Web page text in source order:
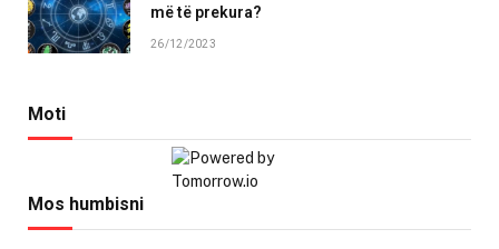
më të prekura?
26/12/2023
Moti
Mos humbisni